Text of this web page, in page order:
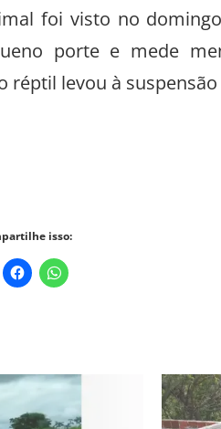
foi visto no
porte e mede
levou à
isso: